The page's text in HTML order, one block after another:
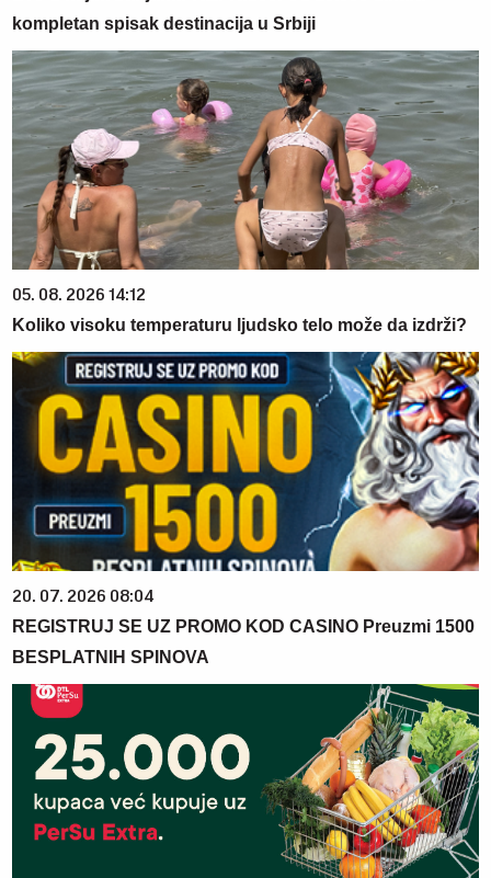
kompletan spisak destinacija u Srbiji
05. 08. 2026 14:12
Koliko visoku temperaturu ljudsko telo može da izdrži?
20. 07. 2026 08:04
REGISTRUJ SE UZ PROMO KOD CASINO Preuzmi 1500
BESPLATNIH SPINOVA